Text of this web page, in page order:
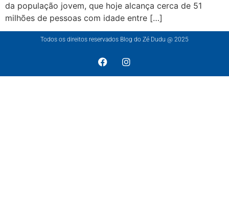
da população jovem, que hoje alcança cerca de 51
milhões de pessoas com idade entre […]
Todos os direitos reservados Blog do Zé Dudu @ 2025